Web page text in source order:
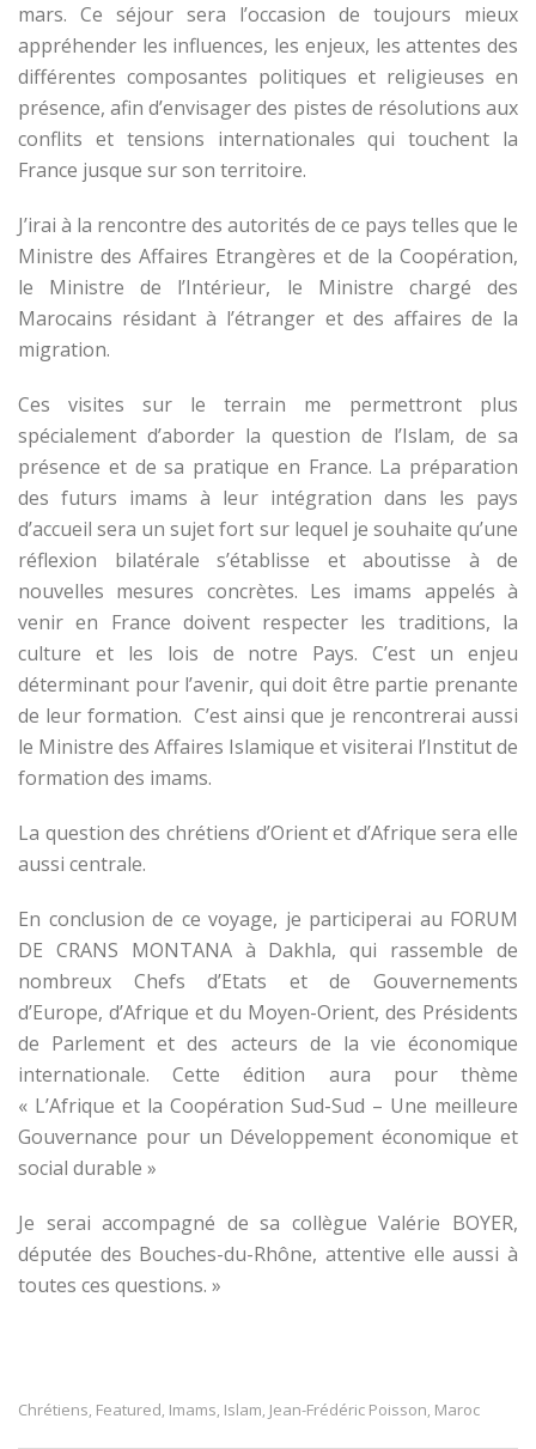
mars. Ce séjour sera l’occasion de toujours mieux
appréhender les influences, les enjeux, les attentes des
différentes composantes politiques et religieuses en
présence, afin d’envisager des pistes de résolutions aux
conflits et tensions internationales qui touchent la
France jusque sur son territoire.
J’irai à la rencontre des autorités de ce pays telles que le
Ministre des Affaires Etrangères et de la Coopération,
le Ministre de l’Intérieur, le Ministre chargé des
Marocains résidant à l’étranger et des affaires de la
migration.
Ces visites sur le terrain me permettront plus
spécialement d’aborder la question de l’Islam, de sa
présence et de sa pratique en France. La préparation
des futurs imams à leur intégration dans les pays
d’accueil sera un sujet fort sur lequel je souhaite qu’une
réflexion bilatérale s’établisse et aboutisse à de
nouvelles mesures concrètes. Les imams appelés à
venir en France doivent respecter les traditions, la
culture et les lois de notre Pays. C’est un enjeu
déterminant pour l’avenir, qui doit être partie prenante
de leur formation. C’est ainsi que je rencontrerai aussi
le Ministre des Affaires Islamique et visiterai l’Institut de
formation des imams.
La question des chrétiens d’Orient et d’Afrique sera elle
aussi centrale.
En conclusion de ce voyage, je participerai au FORUM
DE CRANS MONTANA à Dakhla, qui rassemble de
nombreux Chefs d’Etats et de Gouvernements
d’Europe, d’Afrique et du Moyen-Orient, des Présidents
de Parlement et des acteurs de la vie économique
internationale. Cette édition aura pour thème
« L’Afrique et la Coopération Sud-Sud – Une meilleure
Gouvernance pour un Développement économique et
social durable »
Je serai accompagné de sa collègue Valérie BOYER,
députée des Bouches-du-Rhône, attentive elle aussi à
toutes ces questions. »
Chrétiens, Featured, Imams, Islam, Jean-Frédéric Poisson, Maroc